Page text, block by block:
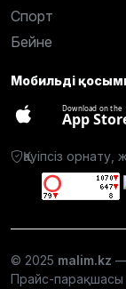
Спорт
Бейне
Мобильді
Download on the
App
Қауіпсіз
© 2025 malim.kz —
Прайс-парақшасы